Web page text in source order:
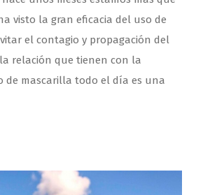
visto la gran eficacia del uso de
el contagio y propagación del
relación que tienen con la
de mascarilla todo el día es una